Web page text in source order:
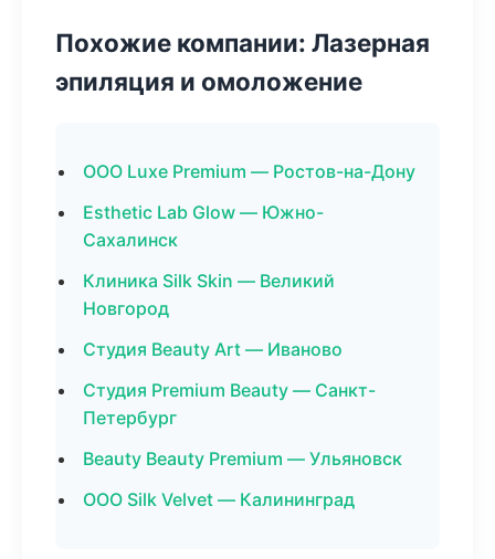
Похожие компании: Лазерная
эпиляция и омоложение
ООО Luxe Premium — Ростов-на-Дону
Esthetic Lab Glow — Южно-
Сахалинск
Клиника Silk Skin — Великий
Новгород
Студия Beauty Art — Иваново
Студия Premium Beauty — Санкт-
Петербург
Beauty Beauty Premium — Ульяновск
ООО Silk Velvet — Калининград